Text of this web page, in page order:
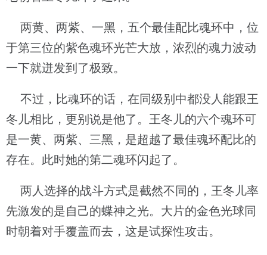
两黄、两紫、一黑，五个最佳配比魂环中，位
于第三位的紫色魂环光芒大放，浓烈的魂力波动
一下就迸发到了极致。
不过，比魂环的话，在同级别中都没人能跟王
冬儿相比，更别说是他了。王冬儿的六个魂环可
是一黄、两紫、三黑，是超越了最佳魂环配比的
存在。此时她的第二魂环闪起了。
两人选择的战斗方式是截然不同的，王冬儿率
先激发的是自己的蝶神之光。大片的金色光球同
时朝着对手覆盖而去，这是试探性攻击。